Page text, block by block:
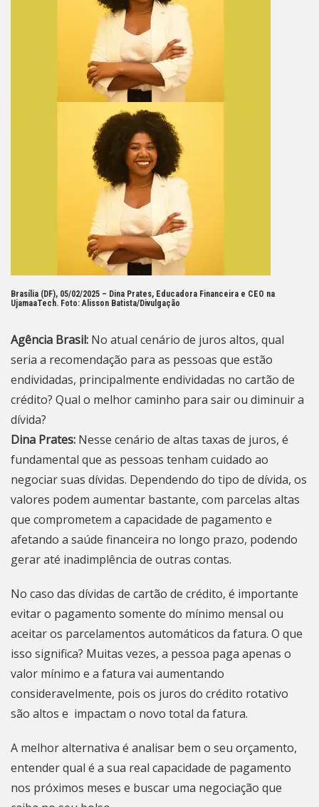
Brasília (DF), 05/02/2025 – Dina Prates, Educadora Financeira e CEO na
UjamaaTech. Foto:Alisson Batista/Divulgação
Agência Brasil: No atual cenário de juros altos, qual
seria a recomendação para as pessoas que estão
endividadas, principalmente endividadas no cartão de
crédito? Qual o melhor caminho para sair ou diminuir a
dívida?
Dina Prates: Nesse cenário de altas taxas de juros, é
fundamental que as pessoas tenham cuidado ao
negociar suas dívidas. Dependendo do tipo de dívida, os
valores podem aumentar bastante, com parcelas altas
que comprometem a capacidade de pagamento e
afetando a saúde financeira no longo prazo, podendo
gerar até inadimplência de outras contas.
No caso das dívidas de cartão de crédito, é importante
evitar o pagamento somente do mínimo mensal ou
aceitar os parcelamentos automáticos da fatura. O que
isso significa? Muitas vezes, a pessoa paga apenas o
valor mínimo e a fatura vai aumentando
consideravelmente, pois os juros do crédito rotativo
são altos e impactam o novo total da fatura.
A melhor alternativa é analisar bem o seu orçamento,
entender qual é a sua real capacidade de pagamento
nos próximos meses e buscar uma negociação que